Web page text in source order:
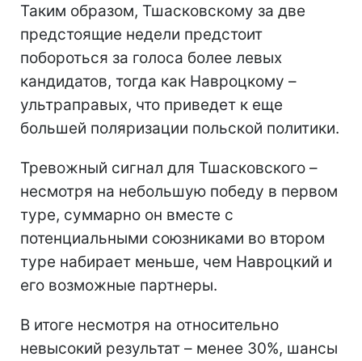
Таким образом, Тшасковскому за две
предстоящие недели предстоит
побороться за голоса более левых
кандидатов, тогда как Навроцкому –
ультраправых, что приведет к еще
большей поляризации польской политики.
Тревожный сигнал для Тшасковского –
несмотря на небольшую победу в первом
туре, суммарно он вместе с
потенциальными союзниками во втором
туре набирает меньше, чем Навроцкий и
его возможные партнеры.
В итоге несмотря на относительно
невысокий результат – менее 30%, шансы